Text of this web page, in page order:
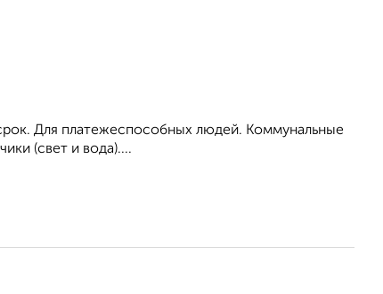
Для платежеспособных людей. Коммунальные
(свет и вода)....